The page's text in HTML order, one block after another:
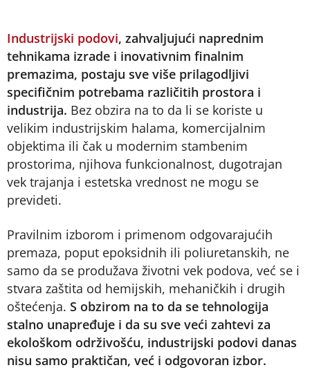
Industrijski podovi, zahvaljujući naprednim
tehnikama izrade i inovativnim finalnim
premazima, postaju sve više prilagodljivi
specifičnim potrebama različitih prostora i
industrija. Bez obzira na to da li se koriste u
velikim industrijskim halama, komercijalnim
objektima ili čak u modernim stambenim
prostorima, njihova funkcionalnost, dugotrajan
vek trajanja i estetska vrednost ne mogu se
prevideti.
Pravilnim izborom i primenom odgovarajućih
premaza, poput epoksidnih ili poliuretanskih, ne
samo da se produžava životni vek podova, već se i
stvara zaštita od hemijskih, mehaničkih i drugih
oštećenja. S obzirom na to da se tehnologija
stalno unapređuje i da su sve veći zahtevi za
ekološkom održivošću, industrijski podovi danas
nisu samo praktičan, već i odgovoran izbor.